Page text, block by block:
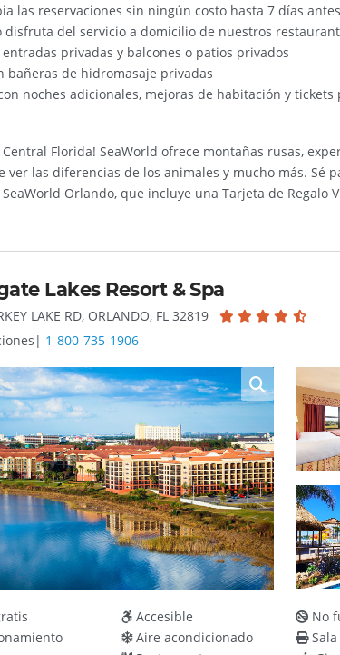
las reservaciones sin ningún costo hasta 7 días
del servicio a domicilio de nuestros
privadas y balcones o patios privados
bañeras de hidromasaje privadas
noches adicionales, mejoras de habitación y tickets
Florida! SeaWorld ofrece montañas rusas,
las diferencias de los animales y mucho más. Sé
Orlando, que incluye una Tarjeta de Regalo
Lakes Resort & Spa
LAKE RD, ORLANDO, FL 32819
1-800-735-1906
Accesible
Aire acondicionado
No
Sala